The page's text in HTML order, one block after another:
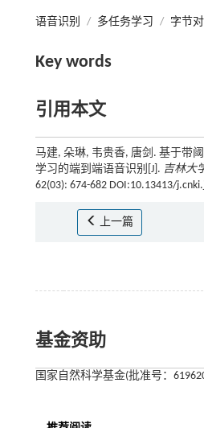
语音识别 / 多任务学习 / 字节
Key words
引用本文
马建, 朵琳, 韦贵香, 唐剑. 基于带
学习的端到端语音识别[J]. 吉林大
62(03): 674-682 DOI:10.13413/
上一篇
基金资助
国家自然科学基金(批准号：